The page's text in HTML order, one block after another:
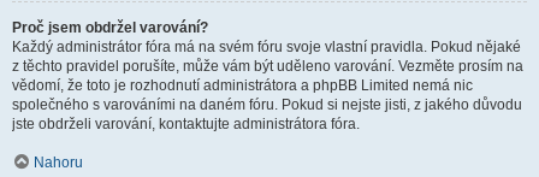
Proč jsem obdržel varování?
Každý administrátor fóra má na svém fóru svoje vlastní pravidla. Pokud nějaké
z těchto pravidel porušíte, může vám být uděleno varování. Vezměte prosím na
vědomí, že toto je rozhodnutí administrátora a phpBB Limited nemá nic
společného s varováními na daném fóru. Pokud si nejste jisti, z jakého důvodu
jste obdrželi varování, kontaktujte administrátora fóra.
Nahoru